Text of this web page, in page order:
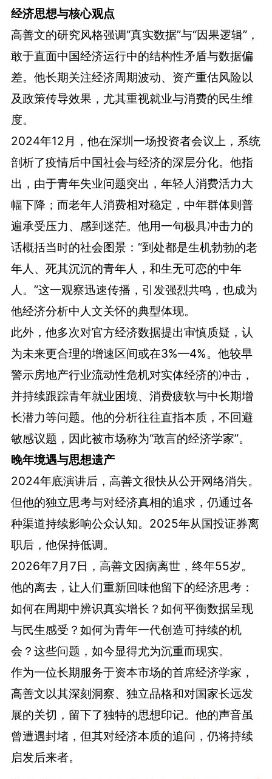
经济思想与核心观点
高善文的研究风格强调“真实数据”与“因果逻辑”，
敢于直面中国经济运行中的结构性矛盾与数据偏
差。他长期关注经济周期波动、资产重估风险以
及政策传导效果，尤其重视就业与消费的民生维
度。
2024年12月，他在深圳一场投资者会议上，系统
剖析了疫情后中国社会与经济的深层分化。他指
出，由于青年失业问题突出，年轻人消费活力大
幅下降；而老年人消费相对稳定，中年群体则普
遍承受压力、感到迷茫。他用一句极具冲击力的
话概括当时的社会图景：“到处都是生机勃勃的老
年人、死其沉沉的青年人，和生无可恋的中年
人。”这一观察迅速传播，引发强烈共鸣，也成为
他经济分析中人文关怀的典型体现。
此外，他多次对官方经济数据提出审慎质疑，认
为未来更合理的增速区间或在3%—4%。他较早
警示房地产行业流动性危机对实体经济的冲击，
并持续跟踪青年就业困境、消费疲软与中长期增
长潜力等问题。他的分析往往直指本质，不回避
敏感议题，因此被市场称为“敢言的经济学家”。
晚年境遇与思想遗产
2024年底演讲后，高善文很快从公开网络消失。
但他的独立思考与对经济真相的追求，仍通过各
种渠道持续影响公众认知。2025年从国投证券离
职后，他保持低调。
2026年7月7日，高善文因病离世，终年55岁。
他的离去，让人们重新回味他留下的经济思考：
如何在周期中辨识真实增长？如何平衡数据呈现
与民生感受？如何为青年一代创造可持续的机
会？这些问题，如今显得尤为沉重而现实。
作为一位长期服务于资本市场的首席经济学家，
高善文以其深刻洞察、独立品格和对国家长远发
展的关切，留下了独特的思想印记。他的声音虽
曾遭遇封堵，但其对经济本质的追问，仍将持续
启发后来者。